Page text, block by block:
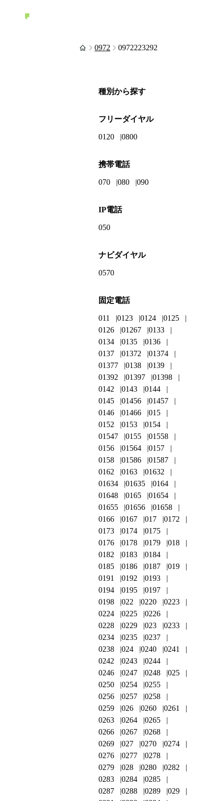
0972 0972223292
種別から探す
フリーダイヤル
0120 0800
携帯電話
070 080 090
IP電話
050
ナビダイヤル
0570
固定電話
011 0123 0124
0125
0126
01267
0133
0134
0135
0136
0137
01372
01374
01377
0138
0139
01392
01397
01398
0142
0143
0144
0145
01456
01457
0146
01466
015
0152
0153
0154
01547
0155
01558
0156
01564
0157
0158
01586
01587
0162
0163
01632
01634
01635
0164
01648
0165
01654
01655
01656
01658
0166
0167 017
0172
0173
0174
0175
0176
0178 0179
018
0182
0183
0184
0185
0186 0187
019
0191
0192
0193
0194
0195
0197
0198
022 0220
0223
0224
0225
0226
0228
0229 023
0233
0234
0235
0237
0238
024 0240
0241
0242
0243
0244
0246
0247 0248
025
0250
0254
0255
0256
0257
0258
0259
026 0260
0261
0263
0264
0265
0266
0267
0268
0269
027 0270
0274
0276
0277
0278
0279
028 0280
0282
0283
0284
0285
0287
0288 0289
029